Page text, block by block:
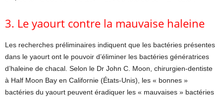
3. Le yaourt contre la mauvaise haleine
Les recherches préliminaires indiquent que les bactéries présentes
dans le yaourt ont le pouvoir d’éliminer les bactéries génératrices
d’haleine de chacal. Selon le Dr John C. Moon, chirurgien-dentiste
à Half Moon Bay en Californie (États-Unis), les « bonnes »
bactéries du yaourt peuvent éradiquer les « mauvaises » bactéries